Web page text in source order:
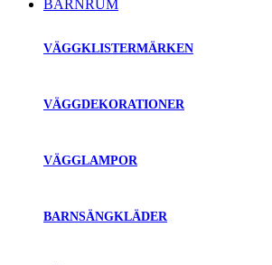
BARNRUM
VÄGGKLISTERMÄRKEN
VÄGGDEKORATIONER
VÄGGLAMPOR
BARNSÄNGKLÄDER